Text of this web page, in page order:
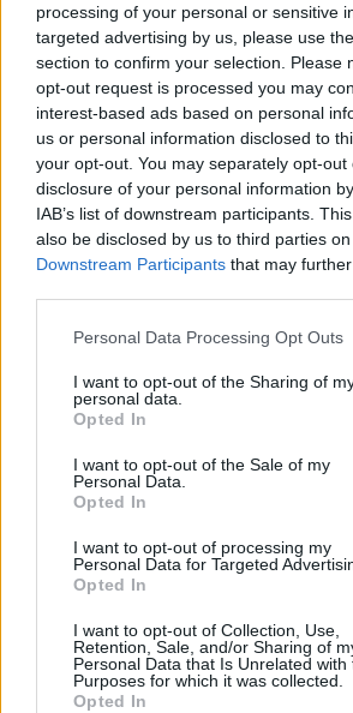
processing of your personal or sensitive
targeted advertising by us, please use
section to confirm your selection. Please
opt-out request is processed you may
interest-based ads based on personal
us or personal information disclosed to
your opt-out. You may separately opt-
disclosure of your personal information
IAB’s list of downstream participants.
also be disclosed by us to third parties
Downstream Participants that may
Personal Data Processing Opt Outs
I want to opt-out of the Sharing of
personal data.
Opted In
I want to opt-out of the Sale of my
Personal Data.
Opted In
I want to opt-out of processing my
Personal Data for Targeted
Opted In
I want to opt-out of Collection, Use,
Retention, Sale, and/or Sharing of
Personal Data that Is Unrelated with
Purposes for which it was collected.
Opted In
07.08.2026 - Bosch Powertrain s.r.o.
48.400 Kč • náborový bonus 50.000 Kč •
okres Jihlava)
06.08.2026 -Bosch Powertrain s.r.o.
Kč • náborový bonus 50.000 Kč •
Jihlava)
Bosch Powertrain s.r.o. •
týdenní zálohy na mzdu 2.000 Kč (Jihlava,
06.08.2026 - Bosch Powertrain s.r.o.
48.400 Kč • náborový bonus 50.000 Kč •
... další nabídky zaměstnání
Vybrané
Prima sport - co nabídne v prvním
O webu parabola.cz•O souborech cookies•
Dovolená u moře•Bazény